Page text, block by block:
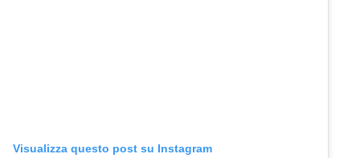
Visualizza questo post su Instagram